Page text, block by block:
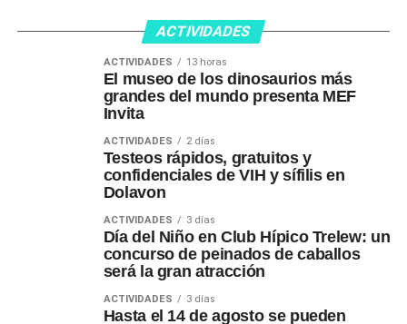
ACTIVIDADES
ACTIVIDADES 13 horas
El museo de los dinosaurios más
grandes del mundo presenta MEF
Invita
ACTIVIDADES 2 días
Testeos rápidos, gratuitos y
confidenciales de VIH y sífilis en
Dolavon
ACTIVIDADES 3 días
Día del Niño en Club Hípico Trelew: un
concurso de peinados de caballos
será la gran atracción
ACTIVIDADES 3 días
Hasta el 14 de agosto se pueden